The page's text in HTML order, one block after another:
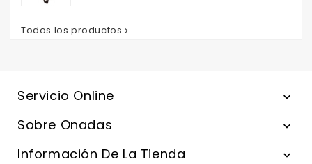
Todos los productos 
Servicio Online 
Sobre Onadas 
Información De La Tienda 